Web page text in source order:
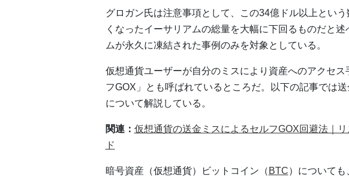
グロガン氏は注意事項として、この34億ドル以上とい
くなったイーサリアムの総量を大幅に下回るものだと
ムが永久に凍結された事例のみを対象としている。
仮想通貨ユーザーが自分のミスにより資産へのアクセ
フGOX」とも呼ばれているところだ。以下の記事では
について解説している。
関連： 仮想通貨の送金ミスによるセルフGOX回避法｜
ド
暗号資産（仮想通貨）ビットコイン（ BTC）について